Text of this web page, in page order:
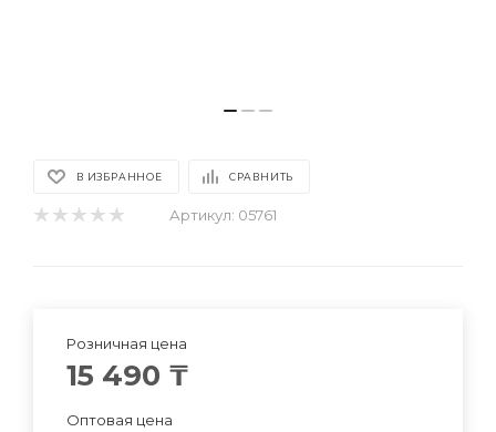
В ИЗБРАННОЕ СРАВНИТЬ
Артикул: 05761
Розничная цена
15 490 ₸
Оптовая цена